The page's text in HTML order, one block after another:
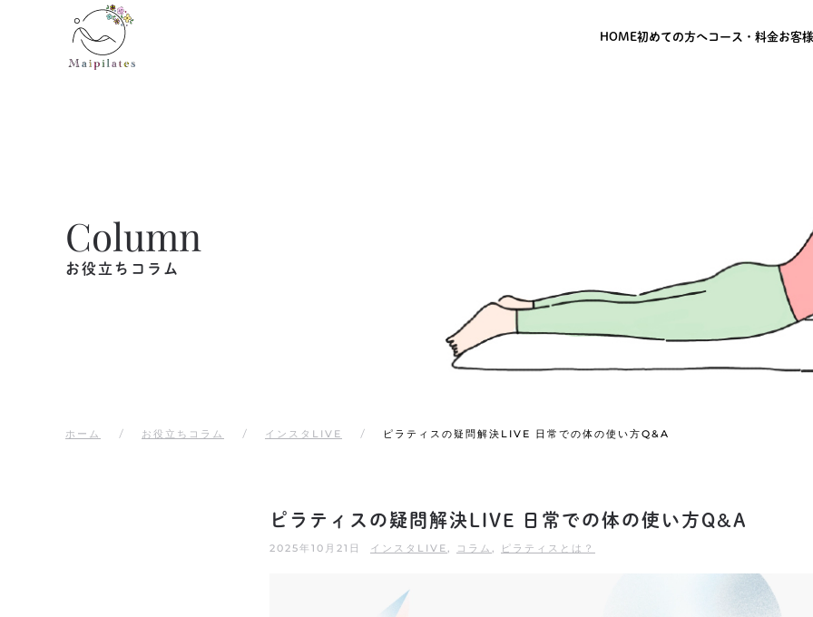
Skip to main content HOME初めての方へコース・料金お客
Column
お役立ちコラム
ホーム お役立ちコラム インスタLIVE ピラティスの疑問解決LIVE 日常での体の使い方Q&A
ピラティスの疑問解決LIVE 日常での体の使い方Q&A
2025年10月21日 インスタLIVE コラム ピラティスとは？